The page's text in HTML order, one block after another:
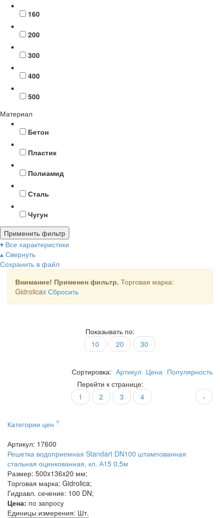
160
200
300
400
500
Материал
Бетон
Пластик
Полиамид
Сталь
Чугун
Применить фильтр
▾ Все характеристики
▴ Свернуть
Сохранить в файл
Внимание! Применен фильтр. Торговая марка:
Gidrolicax Сбросить
Показывать по:
10
20 30
Сортировка: Артикул Цена Популярность
Перейти к странице:
1
2 3 ›
4
Категории цен ?
Артикул: 17600
Решетка водоприемная Standart DN100 штампованная
стальная оцинкованная, кл. А15 0,5м
Размер: 500x136x20 мм;
Торговая марка: Gidrolica;
Гидравл. сечение: 100 DN;
Цена: по запросу
Единицы измерения: Шт.